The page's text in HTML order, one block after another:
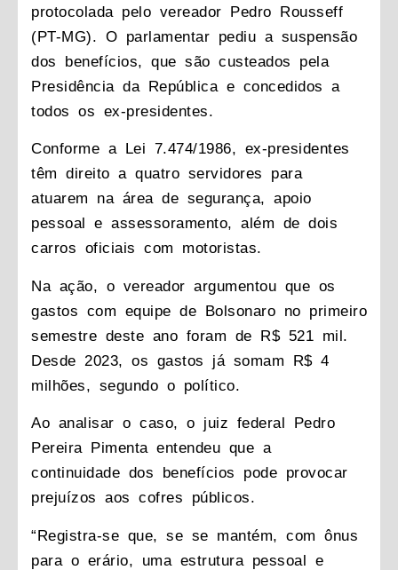
protocolada pelo vereador Pedro Rousseff
(PT-MG). O parlamentar pediu a suspensão
dos benefícios, que são custeados pela
Presidência da República e concedidos a
todos os ex-presidentes.
Conforme a Lei 7.474/1986, ex-presidentes
têm direito a quatro servidores para
atuarem na área de segurança, apoio
pessoal e assessoramento, além de dois
carros oficiais com motoristas.
Na ação, o vereador argumentou que os
gastos com equipe de Bolsonaro no primeiro
semestre deste ano foram de R$ 521 mil.
Desde 2023, os gastos já somam R$ 4
milhões, segundo o político.
Ao analisar o caso, o juiz federal Pedro
Pereira Pimenta entendeu que a
continuidade dos benefícios pode provocar
prejuízos aos cofres públicos.
“Registra-se que, se se mantém, com ônus
para o erário, uma estrutura pessoal e